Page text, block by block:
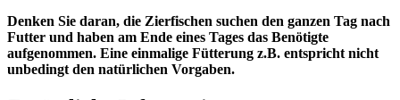
Denken Sie daran, die Zierfischen suchen den ganzen Tag nach
Futter und haben am Ende eines Tages das Benötigte
aufgenommen. Eine einmalige Fütterung z.B. entspricht nicht
unbedingt den natürlichen Vorgaben.